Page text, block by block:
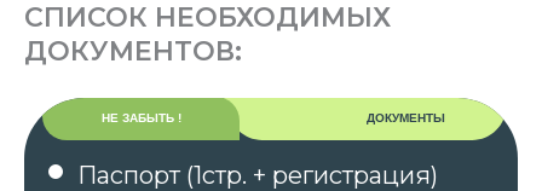
СПИСОК НЕОБХОДИМЫХ
ДОКУМЕНТОВ:
Паспорт (1стр. + регистрация)
НЕ ЗАБЫТЬ ! ДОКУМЕНТЫ